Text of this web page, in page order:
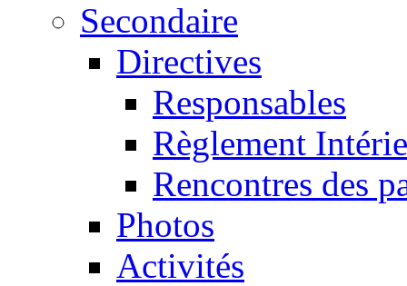
Secondaire
Directives
Responsables
Règlement
Rencontres des
Photos
Activités